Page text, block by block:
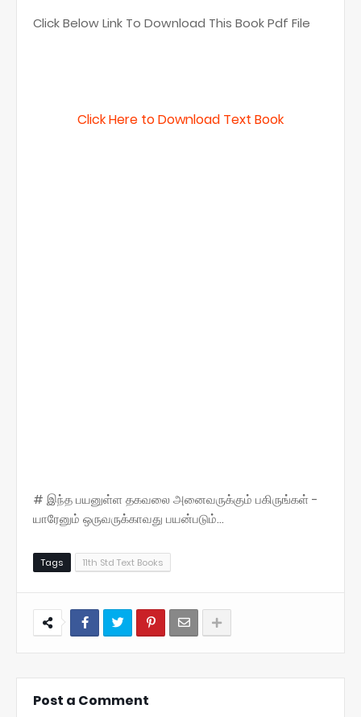
Click Below Link To Download This Book Pdf File
Click Here to Download Text Book
# இந்த பயனுள்ள தகவலை அனைவருக்கும் பகிருங்கள் -
யாரேனும் ஒருவருக்காவது பயன்படும்...
Tags 11th Std Text Books
Post a Comment